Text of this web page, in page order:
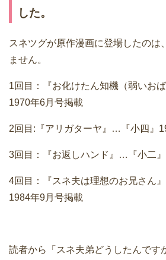
した。
スネツグが原作漫画に登場したのは
ません。
1回目：『お化けたん知機（弱いお
1970年6月号掲載
2回目:『アリガターヤ』…『小四』
3回目：『お返しハンド』…『小二
4回目：『スネ夫は理想のお兄さん
1984年9月号掲載
読者から「スネ夫弟どうしたんです